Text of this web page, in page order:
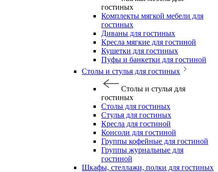
гостиных
Комплекты мягкой мебели для
гостиных
Диваны для гостиных
Кресла мягкие для гостиной
Кушетки для гостиных
Пуфы и банкетки для гостиной
Столы и стулья для гостиных
Столы и стулья для
гостиных
Столы для гостиных
Стулья для гостиных
Кресла для гостиной
Консоли для гостиной
Группы кофейные для гостиной
Группы журнальные для
гостиной
Шкафы, стеллажи, полки для гостиных